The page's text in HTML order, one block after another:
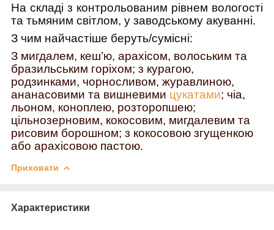
На складі з контрольованим рівнем вологості
та тьмяним світлом, у заводському акуванні.
З чим найчастіше беруть/cумісні:
З мигдалем, кеш’ю, арахісом, волоським та
бразильським горіхом; з курагою,
родзинками, чорносливом, журавлиною,
ананасовими та вишневими цукатами; чіа,
льоном, коноплею, розторопшею;
цільнозерновим, кокосовим, мигдалевим та
рисовим борошном; з кокосовою згущенкою
або арахісовою пастою.
Приховати
Характеристики